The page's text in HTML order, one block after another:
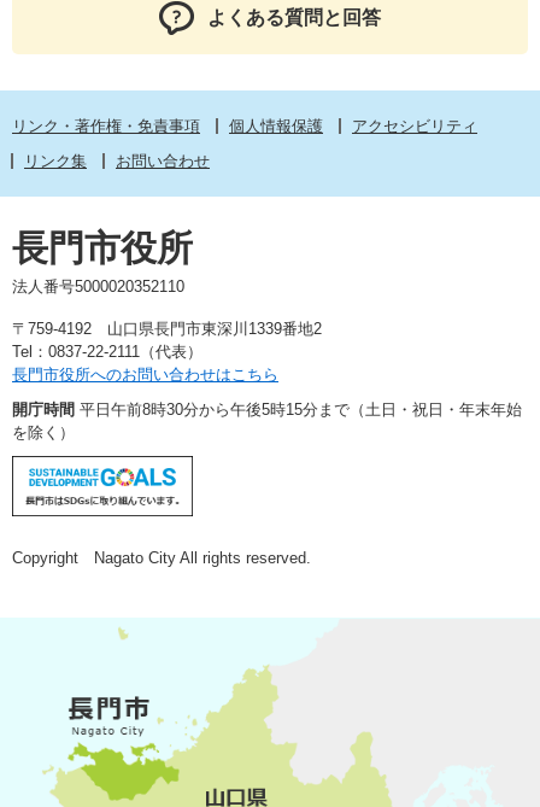
よくある質問と回答
リンク・著作権・免責事項 個人情報保護
アクセシビリティ
リンク集
お問い合わせ
長門市役所
法人番号5000020352110
〒759-4192 山口県長門市東深川1339番地2
Tel：0837-22-2111（代表）
長門市役所へのお問い合わせはこちら
開庁時間 平日午前8時30分から午後5時15分まで（土日・祝日・年末年始
を除く）
Copyright Nagato City All rights reserved.